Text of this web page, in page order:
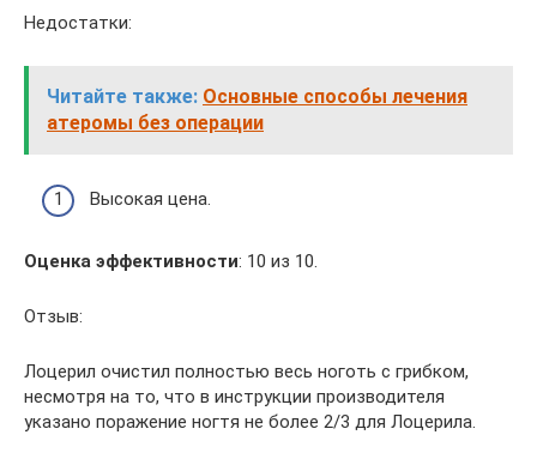
Недостатки:
Читайте также: Основные способы лечения
атеромы без операции
Высокая цена.
Оценка эффективности: 10 из 10.
Отзыв:
Лоцерил очистил полностью весь ноготь с грибком,
несмотря на то, что в инструкции производителя
указано поражение ногтя не более 2/3 для Лоцерила.